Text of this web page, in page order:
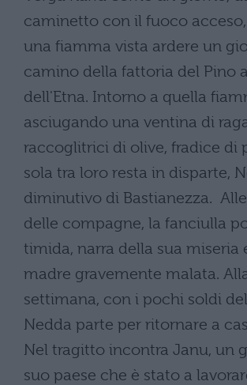
caminetto con il fuoco
una fiamma vista ardere un
camino della fattoria del Pino
dell'Etna. Intorno a quella
asciugando una ventina di
raccoglitrici di olive, fradice di
sola tra loro resta in disparte,
diminutivo di Bastianezza.
delle compagne, la fanciulla
timida, narra della sua miseria
madre gravemente malata.
settimana, con i pochi soldi
Nedda parte per ritornare a
Nel tragitto incontra Janu, un
suo paese che è stato a